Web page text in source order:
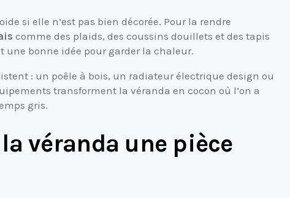
si elle n’est pas bien décorée. Pour la rendre
comme des plaids, des coussins douillets et des tapis
une bonne idée pour garder la chaleur.
: un poêle à bois, un radiateur électrique design ou
transforment la véranda en cocon où l’on a
gris.
véranda une pièce